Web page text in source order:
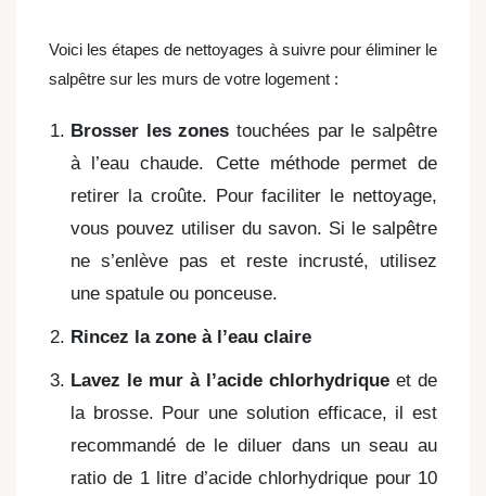
Voici les étapes de nettoyages à suivre pour éliminer le
salpêtre sur les murs de votre logement :
Brosser les zones touchées par le salpêtre
à l’eau chaude. Cette méthode permet de
retirer la croûte. Pour faciliter le nettoyage,
vous pouvez utiliser du savon. Si le salpêtre
ne s’enlève pas et reste incrusté, utilisez
une spatule ou ponceuse.
Rincez la zone à l’eau claire
Lavez le mur à l’acide chlorhydrique et de
la brosse. Pour une solution efficace, il est
recommandé de le diluer dans un seau au
ratio de 1 litre d’acide chlorhydrique pour 10